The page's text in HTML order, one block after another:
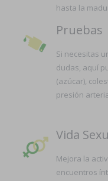
hasta la
Pruebas
Si necesitas
dudas, aquí
(azúcar),
presión
Vida
Mejora la
encuentros